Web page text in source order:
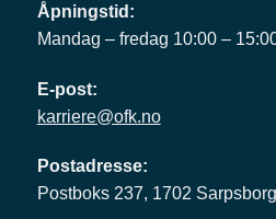
Åpningstid:
Mandag – fredag 10:00 –
E-post:
karriere@ofk.no
Postadresse:
Postboks 237, 1702 Sarpsborg